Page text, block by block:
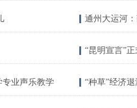
通州大运河
“昆明宣言”
业声乐教学